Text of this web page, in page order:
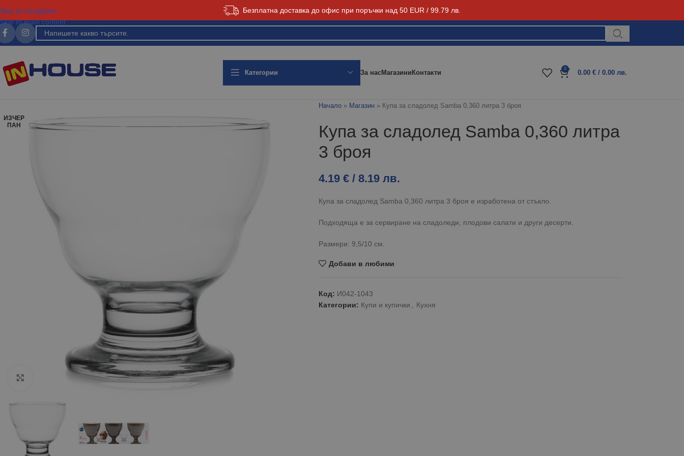
Безплатна доставка до офис при поръчки над 50 EUR / 99.79 лв.
Skip to navigation
Skip to main content
Блог
Категории За насМагазиниКонтакти 0
0.00 € / 0.00 лв.
ИЗЧЕР
ПАН
Начало» Магазин» Купа за сладолед Samba 0,360 литра 3 броя
Купа за сладолед Samba 0,360 литра
3 броя
4.19 € / 8.19 лв.
Купа за сладолед Samba 0,360 литра 3 броя е изработена от стъкло.
Подходяща е за сервиране на сладоледи, плодови салати и други десерти.
Размери: 9,5/10 см.
Добави в любими
Код: И042-1043
Категории: Купи и купички Кухня